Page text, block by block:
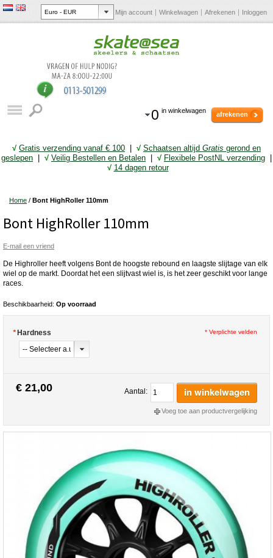
Mijn account Winkelwagen Afrekenen Inloggen
0 in winkelwagen afrekenen
√ Gratis verzending vanaf € 100 √ Schaatsen altijd Gratis gerond en
geslepen
√ Veilig Bestellen en Betalen √ Flexibele PostNL verzending
√ 14 dagen retour
Home / Bont HighRoller 110mm
Bont HighRoller 110mm
E-mail een vriend
De Highroller heeft volgens Bont de hoogste rebound en laagste slijtage van elk
wiel op de markt. Doordat het een slijtvast wiel is, is het zeer geschikt voor lange
races.
Beschikbaarheid: Op voorraad
*Hardness * Verplichte velden
€ 21,00 Aantal: in winkelwagen
Voeg toe aan productvergelijking